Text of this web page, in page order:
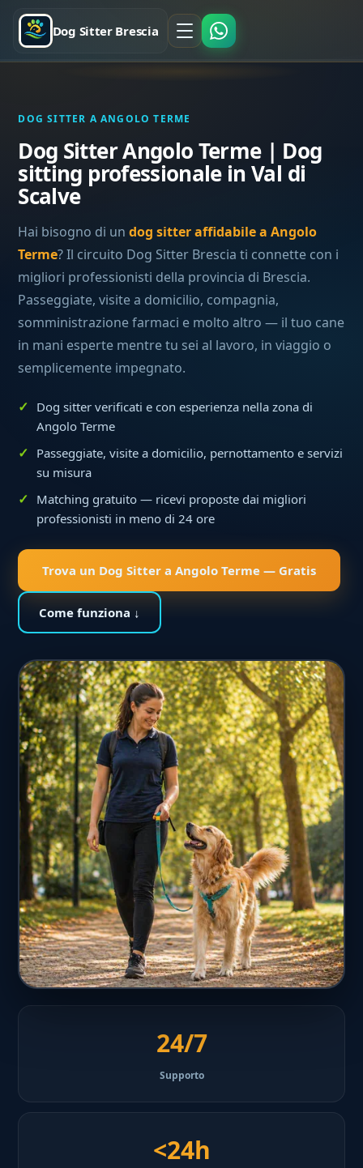
Dog Sitter Brescia
DOG SITTER A ANGOLO TERME
Dog Sitter Angolo Terme | Dog
sitting professionale in Val di
Scalve
Hai bisogno di undog sitter affidabile a Angolo
Terme? Il circuito Dog Sitter Brescia ti connette con i
migliori professionisti della provincia di Brescia.
Passeggiate, visite a domicilio, compagnia,
somministrazione farmaci e molto altro — il tuo cane
in mani esperte mentre tu sei al lavoro, in viaggio o
semplicemente impegnato.
Dog sitter verificati e con esperienza nella zona di
Angolo Terme
Passeggiate, visite a domicilio, pernottamento e servizi
su misura
Matching gratuito — ricevi proposte dai migliori
professionisti in meno di 24 ore
Trova un Dog Sitter a Angolo Terme — Gratis
Come funziona ↓
24/7
Supporto
<24h